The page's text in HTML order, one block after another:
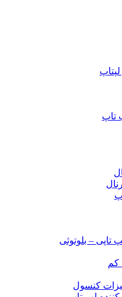
تاپ
تاپی – بلوتوثی
کم
کنسول